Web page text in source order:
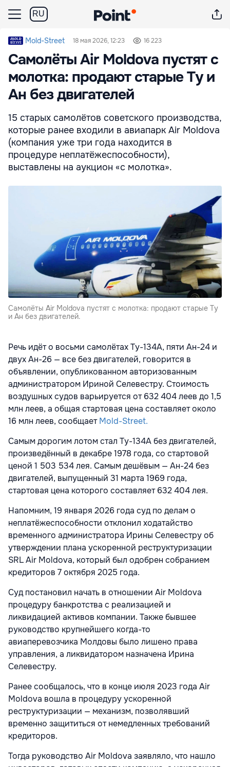
RU
Mold-Street 18 мая 2026, 12:23 16 223
Самолёты Air Moldova пустят с
молотка: продают старые Ту и
Ан без двигателей
15 старых самолётов советского производства,
которые ранее входили в авиапарк Air Moldova
(компания уже три года находится в
процедуре неплатёжеспособности),
выставлены на аукцион «с молотка».
Самолёты Air Moldova пустят с молотка: продают старые Ту
и Ан без двигателей.
Речь идёт о восьми самолётах Ту-134А, пяти Ан-24 и
двух Ан-26 — все без двигателей, говорится в
объявлении, опубликованном авторизованным
администратором Ириной Селевестру. Стоимость
воздушных судов варьируется от 632 404 леев до 1,5
млн леев, а общая стартовая цена составляет около
16 млн леев, сообщаетMold-Street.
Самым дорогим лотом стал Ту-134А без двигателей,
произведённый в декабре 1978 года, со стартовой
ценой 1 503 534 лея. Самым дешёвым — Ан-24 без
двигателей, выпущенный 31 марта 1969 года,
стартовая цена которого составляет 632 404 лея.
Напомним, 19 января 2026 года суд по делам о
неплатёжеспособности отклонил ходатайство
временного администратора Ирины Селевестру об
утверждении плана ускоренной реструктуризации
SRL Air Moldova, который был одобрен собранием
кредиторов 7 октября 2025 года.
Суд постановил начать в отношении Air Moldova
процедуру банкротства с реализацией и
ликвидацией активов компании. Также бывшее
руководство крупнейшего когда-то
авиаперевозчика Молдовы было лишено права
управления, а ликвидатором назначена Ирина
Селевестру.
Ранее сообщалось, что в конце июля 2023 года Air
Moldova вошла в процедуру ускоренной
реструктуризации — механизм, позволявший
временно защититься от немедленных требований
кредиторов.
Тогда руководство Air Moldova заявляло, что нашло